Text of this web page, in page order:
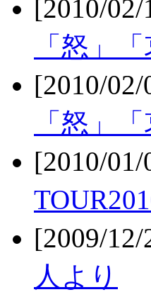
[2010/
「怒」
[2010/
「怒」
[2010/
[2009/
人より